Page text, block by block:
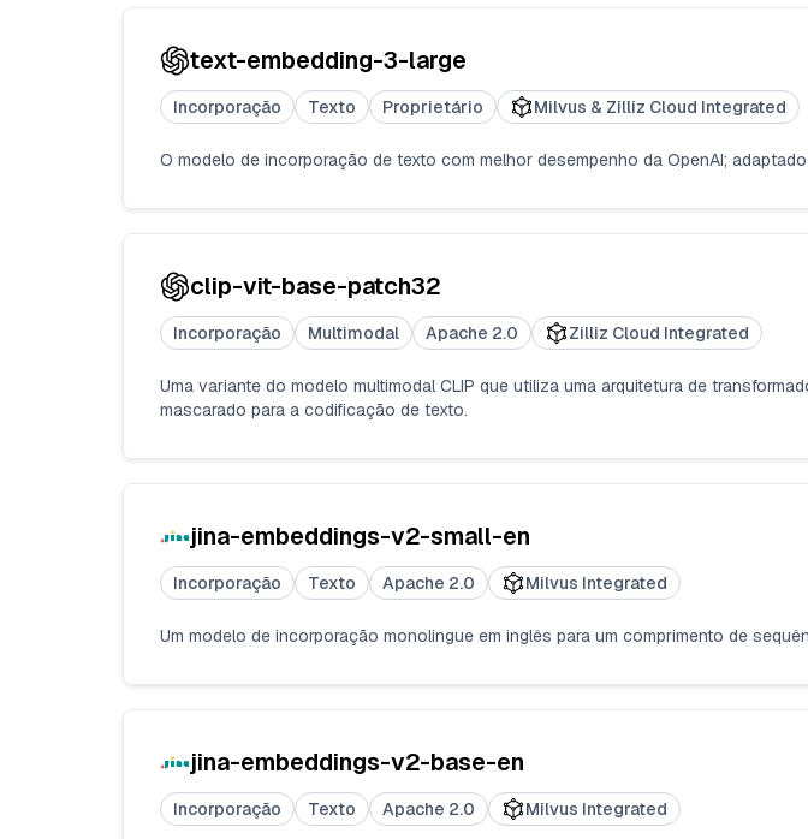
text-embedding-3-large
Incorporação Texto Proprietário Milvus & Zilliz Cloud Integrated
O modelo de incorporação de texto com melhor desempenho da OpenAI;
clip-vit-base-patch32
Incorporação Multimodal Apache 2.0 Zilliz Cloud Integrated
Uma variante do modelo multimodal CLIP que utiliza uma arquitetura de
mascarado para a codificação de texto.
jina-embeddings-v2-small-en
Incorporação Texto Apache 2.0 Milvus Integrated
Um modelo de incorporação monolingue em inglês para um comprimento de
jina-embeddings-v2-base-en
Incorporação Texto Apache 2.0 Milvus Integrated